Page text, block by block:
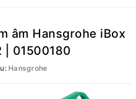
âm Hansgrohe iBox
| 01500180
Hansgrohe